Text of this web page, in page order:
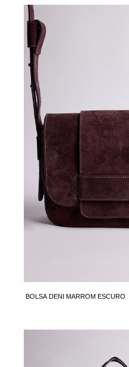
BOLSA DENI MARROM ESCURO